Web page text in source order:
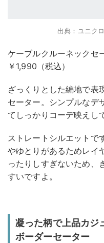
出典：ユニク
ケーブルクルーネックセ
￥1,990（税込）
ざっくりとした編地で表
セーター。シンプルなデ
てしっかりコーデ映えし
ストレートシルエットで
やゆとりがあるためレイ
ったりしすぎないため、
すいですよ。
凝った柄で上品カジ
ボーダーセーター